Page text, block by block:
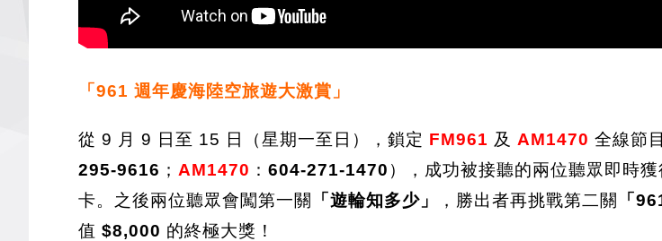
「961 週年慶海陸空旅遊大激賞」
從 9 月 9 日至 15 日（星期一至日），鎖定 FM961 及 AM1470 全線節
295-9616 ； AM1470 ： 604-271-1470 ），成功被接聽的兩位聽眾即時獲
卡。之後兩位聽眾會闖第一關
「遊輪知多少」 ，勝出者再挑戰第二關 「
值 $8,000 的終極大獎！